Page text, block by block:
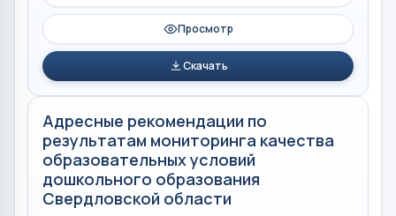
Просмотр
Скачать
Адресные рекомендации по
результатам мониторинга качества
образовательных условий
дошкольного образования
Свердловской области